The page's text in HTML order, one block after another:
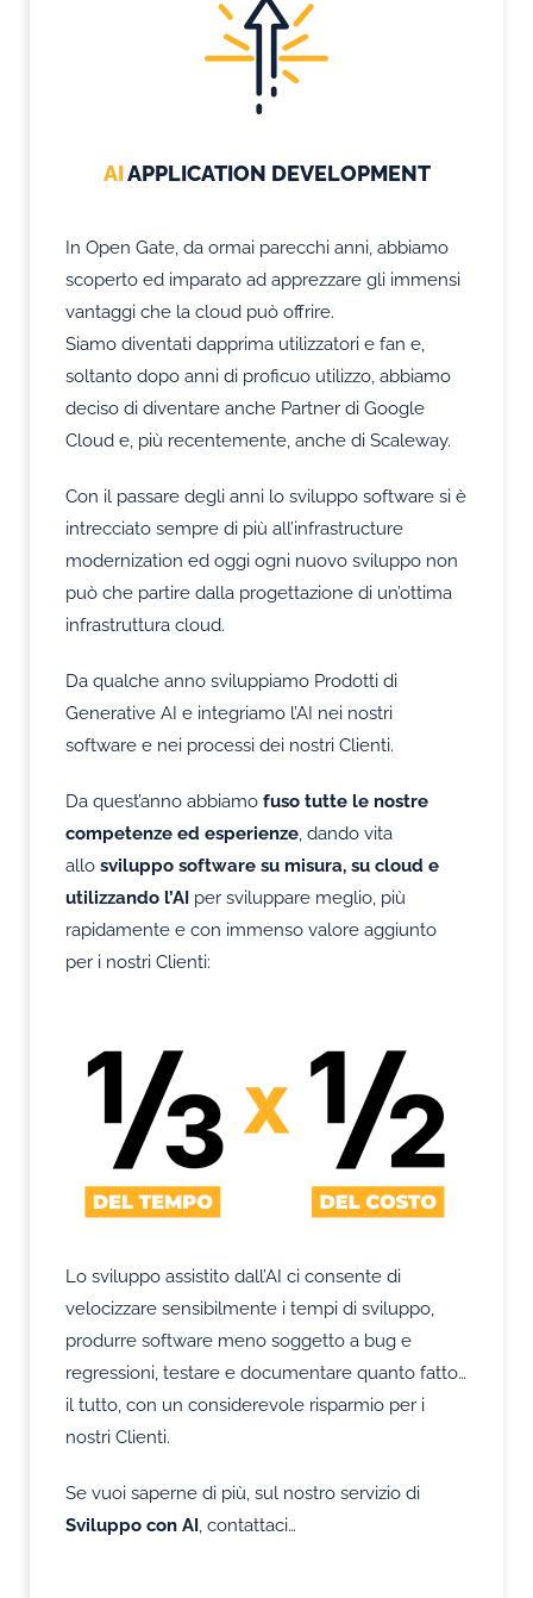
AIAPPLICATION DEVELOPMENT
In Open Gate, da ormai parecchi anni, abbiamo
scoperto ed imparato ad apprezzare gli immensi
vantaggi che la cloud può offrire.
Siamo diventati dapprima utilizzatori e fan e,
soltanto dopo anni di proficuo utilizzo, abbiamo
deciso di diventare anche Partner di Google
Cloud e, più recentemente, anche di Scaleway.
Con il passare degli anni lo sviluppo software si è
intrecciato sempre di più all’infrastructure
modernization ed oggi ogni nuovo sviluppo non
può che partire dalla progettazione di un’ottima
infrastruttura cloud.
Da qualche anno sviluppiamo Prodotti di
Generative AI e integriamo l’AI nei nostri
software e nei processi dei nostri Clienti.
Da quest’anno abbiamo fuso tutte le nostre
competenze ed esperienze, dando vita
allo sviluppo software su misura, su cloud e
utilizzando l’AIper sviluppare meglio, più
rapidamente e con immenso valore aggiunto
per i nostri Clienti:
Lo sviluppo assistito dall’AI ci consente di
velocizzare sensibilmente i tempi di sviluppo,
produrre software meno soggetto a bug e
regressioni, testare e documentare quanto fatto…
il tutto, con un considerevole risparmio per i
nostri Clienti.
Se vuoi saperne di più, sul nostro servizio di
Sviluppo con AI, contattaci…